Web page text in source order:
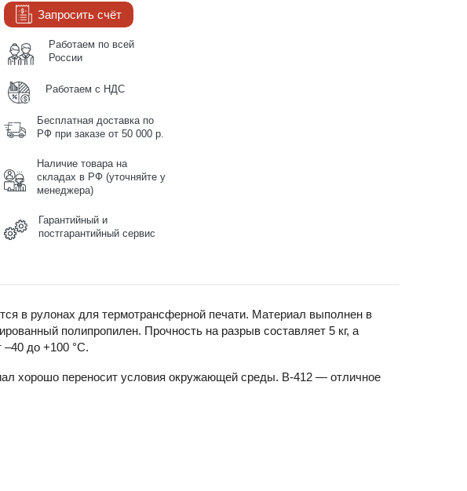
Запросить счёт
Работаем по всей
России
Работаем с НДС
Бесплатная доставка по
РФ при заказе от 50 000 р.
Наличие товара на
складах в РФ (уточняйте у
менеджера)
Гарантийный и
постгарантийный сервис
в рулонах для термотрансферной печати. Материал выполнен в
полипропилен. Прочность на разрыв составляет 5 кг, а
до +100 °С.
хорошо переносит условия окружающей среды. B-412 — отличное